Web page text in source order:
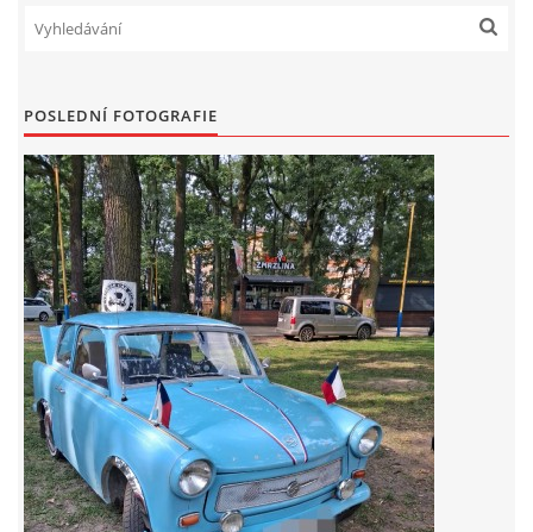
Vývozy a osvědčení
Benzín - Čas bioblaženosti přichází
Moderní nafta
Stanovy Old Fiat Clubu, z. s.
GDPR
POSLEDNÍ FOTOGRAFIE